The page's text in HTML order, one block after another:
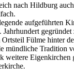
nach Hildburg
aufgeführten
Fülme hinter
mündliche Tradition
weitere